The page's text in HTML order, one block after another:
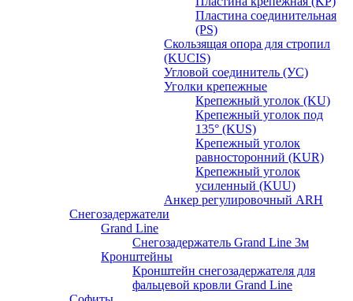
Пластина соединительная
(PS)
Скользящая опора для стропил
(KUCIS)
Угловой соединитель (УС)
Уголки крепежныe
Крепежный уголок (KU)
Крепежный уголок под
135° (KUS)
Крепежный уголок
равносторонний (KUR)
Крепежный уголок
усиленный (KUU)
Анкер регулировочный ARH
Снегозадержатели
Grand Line
Снегозадержатель Grand Line 3м
Кронштейны
Кронштейн снегозадержателя для
фальцевой кровли Grand Line